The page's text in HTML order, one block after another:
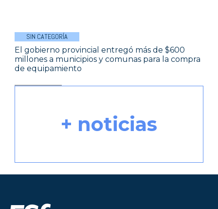
SIN CATEGORÍA
El gobierno provincial entregó más de $600
millones a municipios y comunas para la compra
de equipamiento
+ noticias